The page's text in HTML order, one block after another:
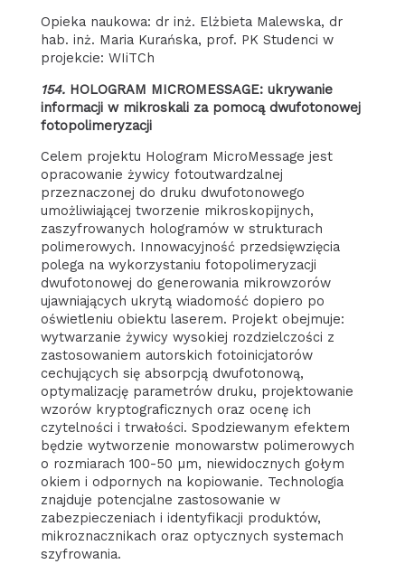
Opieka naukowa: dr inż. Elżbieta Malewska, dr
hab. inż. Maria Kurańska, prof. PK Studenci w
projekcie: WIiTCh
154. HOLOGRAM MICROMESSAGE: ukrywanie
informacji w mikroskali za pomocą dwufotonowej
fotopolimeryzacji
Celem projektu Hologram MicroMessage jest
opracowanie żywicy fotoutwardzalnej
przeznaczonej do druku dwufotonowego
umożliwiającej tworzenie mikroskopijnych,
zaszyfrowanych hologramów w strukturach
polimerowych. Innowacyjność przedsięwzięcia
polega na wykorzystaniu fotopolimeryzacji
dwufotonowej do generowania mikrowzorów
ujawniających ukrytą wiadomość dopiero po
oświetleniu obiektu laserem. Projekt obejmuje:
wytwarzanie żywicy wysokiej rozdzielczości z
zastosowaniem autorskich fotoinicjatorów
cechujących się absorpcją dwufotonową,
optymalizację parametrów druku, projektowanie
wzorów kryptograficznych oraz ocenę ich
czytelności i trwałości. Spodziewanym efektem
będzie wytworzenie monowarstw polimerowych
o rozmiarach 100-50 µm, niewidocznych gołym
okiem i odpornych na kopiowanie. Technologia
znajduje potencjalne zastosowanie w
zabezpieczeniach i identyfikacji produktów,
mikroznacznikach oraz optycznych systemach
szyfrowania.